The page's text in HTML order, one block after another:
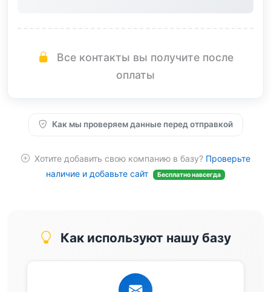
Все контакты вы получите после
оплаты
Как мы проверяем данные перед отправкой
Хотите добавить свою компанию в базу? Проверьте
наличие и добавьте сайт
Бесплатно навсегда
Как используют нашу базу